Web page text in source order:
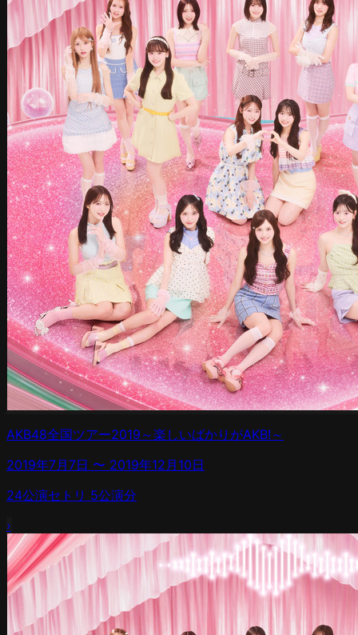
AKB48全国ツアー2019～楽しいばかりがAKB!～
2019年7月7日 〜 2019年12月10日
24公演セトリ 5公演分
›